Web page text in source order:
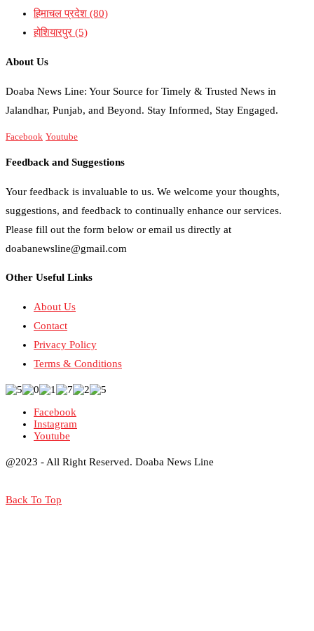
हिमाचल प्रदेश (80)
होशियारपुर (5)
About Us
Doaba News Line: Your Source for Timely & Trusted News in
Jalandhar, Punjab, and Beyond. Stay Informed, Stay Engaged.
Facebook Youtube
Feedback and Suggestions
Your feedback is invaluable to us. We welcome your thoughts,
suggestions, and feedback to continually enhance our services.
Please fill out the form below or email us directly at
doabanewsline@gmail.com
Other Useful Links
About Us
Contact
Privacy Policy
Terms & Conditions
Facebook
Instagram
Youtube
@2023 - All Right Reserved. Doaba News Line
Back To Top